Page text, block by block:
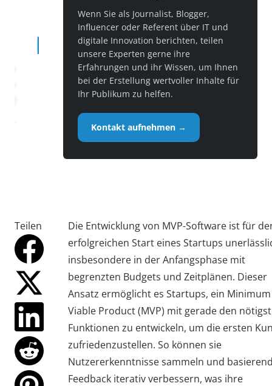
Wenn Sie als Journalist, Blogger,
Influencer oder Referent über IT und
digitale Innovation berichten, teilen
unsere Experten gerne ihre
Erfahrungen und ihr Wissen, um Ihnen
bei der Erstellung wertvoller Inhalte für
Ihr Publikum zu helfen.
Kontakt aufnehmen →
Teilen
Die Entwicklung von MVP-Software ist für
erfolgreichen Start eines Startups
insbesondere in der Anfangsphase mit
begrenzten Budgets und Zeitplänen. Dieser
Ansatz ermöglicht es Startups, ein Minimum
Viable Product (MVP) mit gerade den
Funktionen zu entwickeln, um die ersten
zufriedenzustellen. So können sie
Nutzererkenntnisse sammeln und
Feedback iterativ verbessern, was ihre